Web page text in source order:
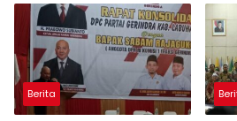
Monyet, Harimau, dan
Beruang Terhadap Warga
Berita